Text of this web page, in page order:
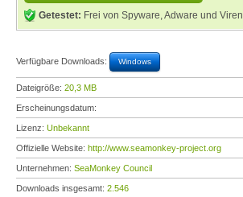
Getestet: Frei von Spyware, Adware und Viren
Verfügbare Downloads: Windows
Dateigröße: 20,3 MB
Erscheinungsdatum:
Lizenz: Unbekannt
Offizielle Website: http://www.seamonkey-project.org
Unternehmen: SeaMonkey Council
Downloads insgesamt: 2.546